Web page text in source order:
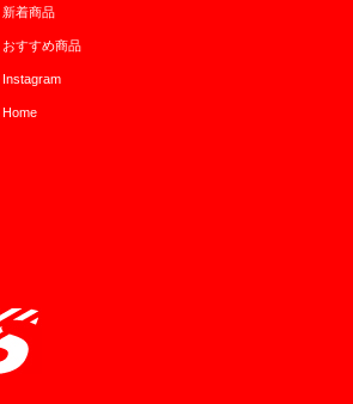
新着商品
おすすめ商品
Instagram
Home